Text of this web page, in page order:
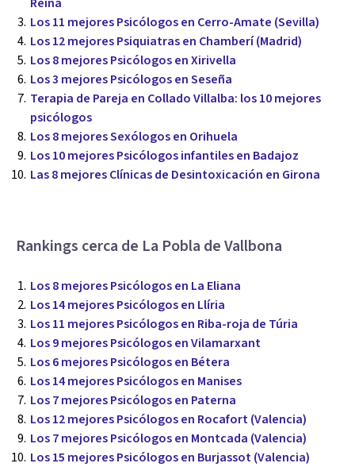
Los 11 mejores Psicólogos en Cerro-Amate (Sevilla)
Los 12 mejores Psiquiatras en Chamberí (Madrid)
Los 8 mejores Psicólogos en Xirivella
Los 3 mejores Psicólogos en Seseña
Terapia de Pareja en Collado Villalba: los 10 mejores
psicólogos
Los 8 mejores Sexólogos en Orihuela
Los 10 mejores Psicólogos infantiles en Badajoz
Las 8 mejores Clínicas de Desintoxicación en Girona
Rankings cerca de La Pobla de Vallbona
Los 8 mejores Psicólogos en La Eliana
Los 14 mejores Psicólogos en Llíria
Los 11 mejores Psicólogos en Riba-roja de Túria
Los 9 mejores Psicólogos en Vilamarxant
Los 6 mejores Psicólogos en Bétera
Los 14 mejores Psicólogos en Manises
Los 7 mejores Psicólogos en Paterna
Los 12 mejores Psicólogos en Rocafort (Valencia)
Los 7 mejores Psicólogos en Montcada (Valencia)
Los 15 mejores Psicólogos en Burjassot (Valencia)